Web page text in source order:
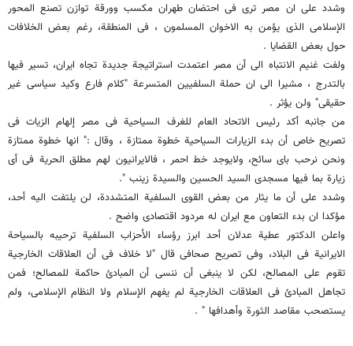
وشدد على ان مصر ترى فی احتضان طهران مکسب وورقة توازن تصنع المحور
الإسلامی الذی یؤمن به الاخوان المسلمون ، فی المنطقة، رغم بعض الخلافات
حول بعض القضایا .
ولفت غنیم الانتباه الى أن مصر اعتمدت استراتیجة جدیدة تجاه ایران، تسیر فیها
بالتدرج ، مشیرا الى ان حملة السلفیین المتسرعة "کلام فارع وکید سیاسی غیر
حقیقی" ولن یؤثر .
من جانبه أکد رئیس الاتحاد العام للغرف السیاحیة فی مصر إلهام الزیات فی
تصریح خاص أن بدء الزیارات السیاحیة خطوة ممتازة ، وقال :" انها خطوة ممتازة
ونحن نرحب بای سائح، ولایوجد خط احمر ، فالایرانیون لهم مطلق الحریة فی أی
زیارة بما فیها مسجدی السید الحسین والسیدة زینب ".
وشدد على أن ما یثار من بعض القوى السلفیة المتشددة، لن یلتفت الیه أحد،
مؤکدا ان بدء التعاون مع ایران له مردود اقتصادی واضح .
واعلن الدکتور عطیة عدلان أحد ابرز رؤساء الأحزاب السلفیة ترحیبه بالسیاحة
الایرانیة فی البلاد، وفی تصریح صحافی قال "لا خلاف فی أن العلاقات الخارجیة
تقوم على المصالح، لکن لا ینبغی أن ننسى أن المبادئ حاکمة للمصالح؛ فمن
تجاهل المبادئ فی العلاقات الخارجیة لم یفهم الإسلام ولا النظام الإسلامی، ولم
یستصحب مقاصد الثورة وأهدافها " .